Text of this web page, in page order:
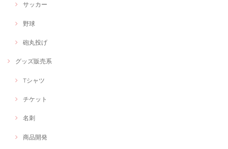
サッカー
野球
砲丸投げ
グッズ販売系
Tシャツ
チケット
名刺
商品開発